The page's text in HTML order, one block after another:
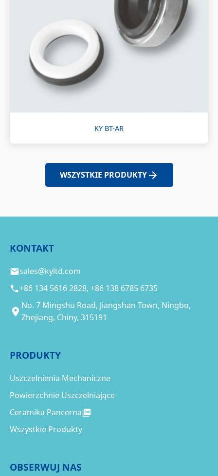
KY BT-AR
WSZYSTKIE PRODUKTY
KONTAKT
sales@kyltd.com
+86 134 5616 2828, +86 138 6785 6735
No. 7 Mingshu Road, Jiangshan Town, Ningbo,
Zhejiang, Chiny, 315191
PRODUKTY
Uszczelnienia Mechaniczne
Powierzchnie Uszczelniające
Ceramika Pancerna
Wszystkie Produkty
OBSERWUJ NAS